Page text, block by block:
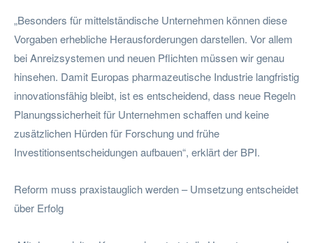
„Besonders für mittelständische Unternehmen können diese
Vorgaben erhebliche Herausforderungen darstellen. Vor allem
bei Anreizsystemen und neuen Pflichten müssen wir genau
hinsehen. Damit Europas pharmazeutische Industrie langfristig
innovationsfähig bleibt, ist es entscheidend, dass neue Regeln
Planungssicherheit für Unternehmen schaffen und keine
zusätzlichen Hürden für Forschung und frühe
Investitionsentscheidungen aufbauen“, erklärt der BPI.
Reform muss praxistauglich werden – Umsetzung entscheidet
über Erfolg